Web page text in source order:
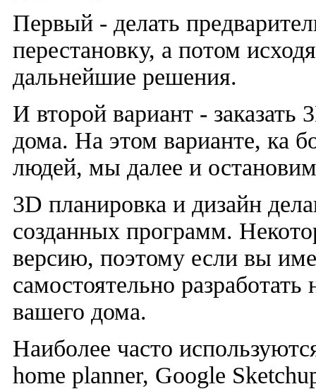
Первый - делать
перестановку, а потом
дальнейшие решения.
И второй вариант -
дома. На этом варианте, ка
людей, мы далее и
3D планировка и дизайн
созданных программ.
версию, поэтому если вы
самостоятельно
вашего дома.
Наиболее часто
home planner, Google